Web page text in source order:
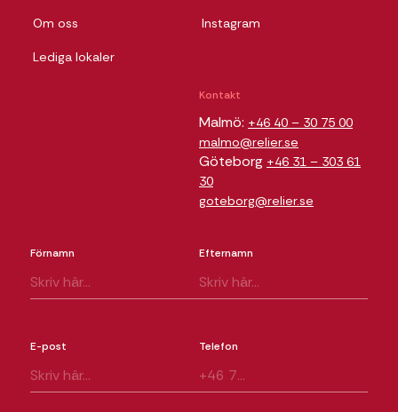
Om oss
Lediga lokaler
Instagram
Kontakt
Malmö: +46 40 – 30 75 00
malmo@relier.se
Göteborg +46 31 – 303 61
30
goteborg@relier.se
Förnamn Efternamn
E-post Telefon